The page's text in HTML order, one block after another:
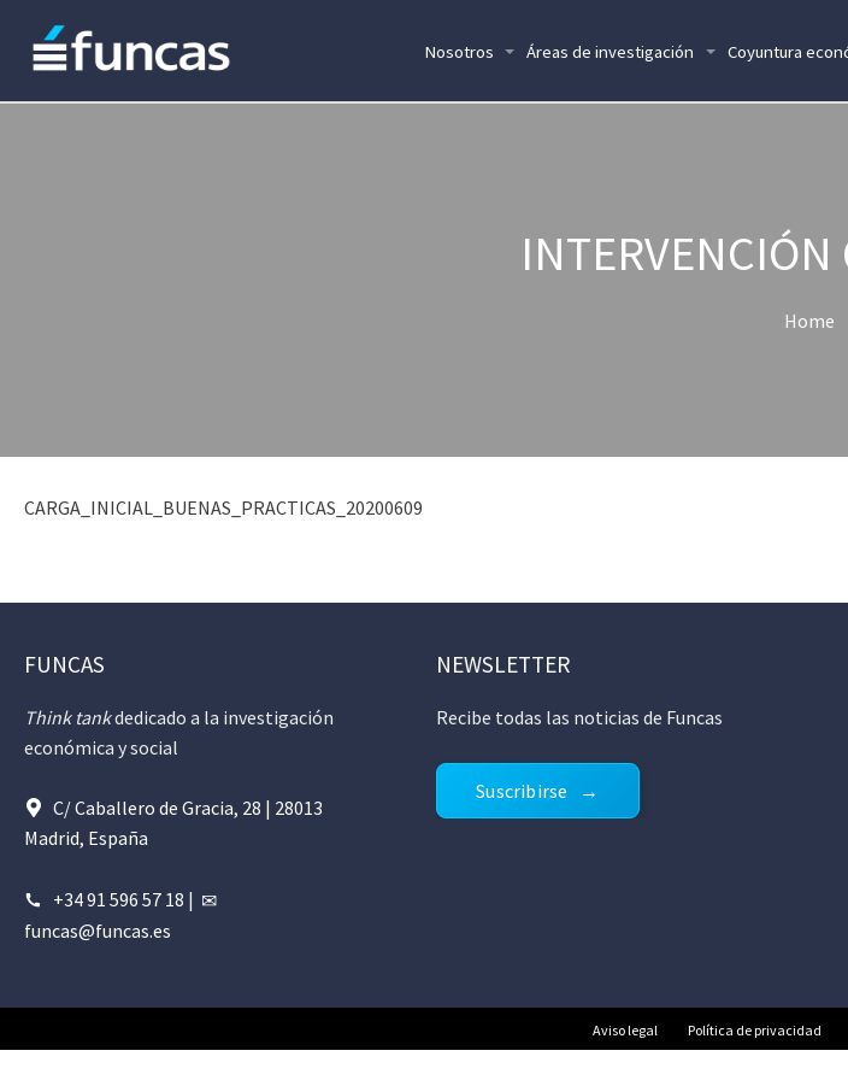
Nosotros Áreas de investigación Coyuntura
INTERVENCIÓN
Home
CARGA_INICIAL_BUENAS_PRACTICAS_20200609
FUNCAS
Think tankdedicado a la investigación
económica y social
C/ Caballero de Gracia, 28 | 28013
Madrid, España
+34 91 596 57 18 |
funcas@funcas.es
NEWSLETTER
Recibe todas las noticias de Funcas
Suscribirse
Aviso legal Política de privacidad